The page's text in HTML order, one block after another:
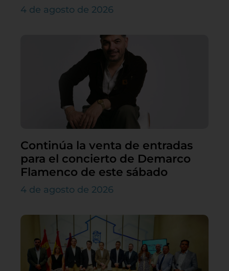
4 de agosto de 2026
Continúa la venta de entradas
para el concierto de Demarco
Flamenco de este sábado
4 de agosto de 2026